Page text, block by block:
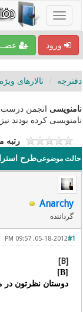
ورود
دفترچه تالارهای ویژه
نامنویسی انجمن درست
نامنویسی کرده بودند
رتبه
حالت موضوعیطرح
Anarchy
گرداننده
#1
05-18-2012, 09:57 PM
[B]
[B]
دوستان نظرتون در